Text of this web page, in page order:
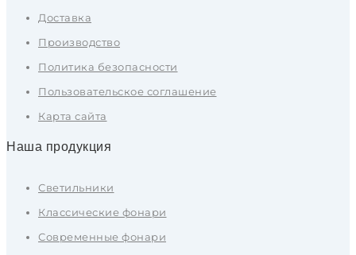
Доставка
Производство
Политика безопасности
Пользовательское соглашение
Карта сайта
Наша продукция
Светильники
Классические фонари
Современные фонари